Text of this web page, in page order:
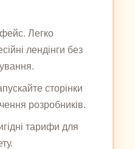
Легко
лендінги без
сторінки
розробників.
тарифи для